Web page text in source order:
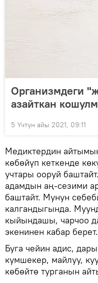
Организмдеги
азайткан
5 Үчтүн айы 2021, 09:11
Медиктердин
көбөйүп кеткенде
учтары ооруй
адамдын аң-сезими
баштайт. Мунун
калгандыгында.
кыйындашы, чарчоо
экенинен кабар берет.
Буга чейин адис,
кумшекер, майлуу,
көбөйтө турганын